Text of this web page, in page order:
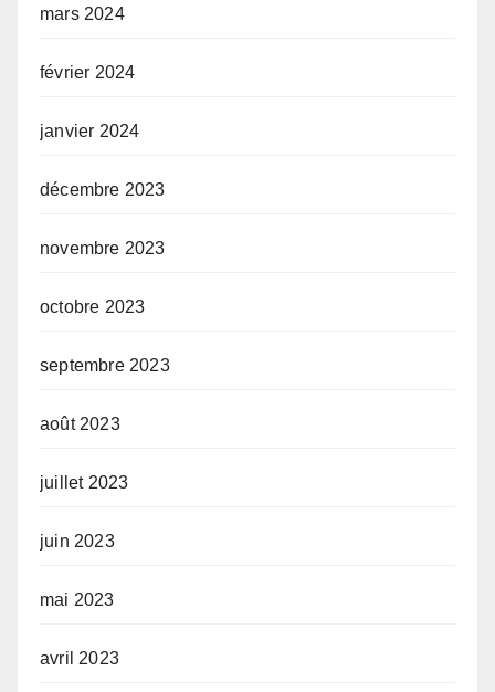
mars 2024
février 2024
janvier 2024
décembre 2023
novembre 2023
octobre 2023
septembre 2023
août 2023
juillet 2023
juin 2023
mai 2023
avril 2023